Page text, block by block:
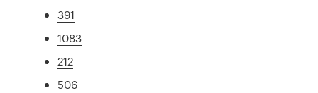
391
1083
212
506